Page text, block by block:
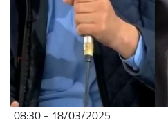
18/03/2025 - 08:30